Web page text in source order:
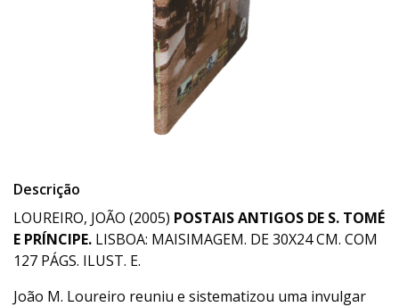
Descrição
LOUREIRO, JOÃO (2005) POSTAIS ANTIGOS DE S. TOMÉ
E PRÍNCIPE. LISBOA: MAISIMAGEM. DE 30X24 CM. COM
127 PÁGS. ILUST. E.
João M. Loureiro reuniu e sistematizou uma invulgar